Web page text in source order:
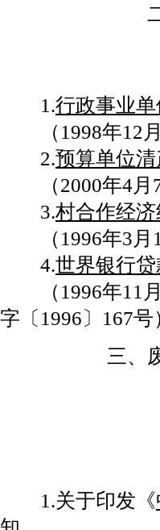
1.行政事业
（1998年12月
2.预算单位
（2000年4月7
3.村合作经济
（1996年3月
4.世界银行
（1996年11月
字〔1996〕167号
三、
1.关于印发《